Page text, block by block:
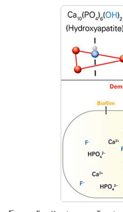
ธาตุเหล็ก
ไอโอดีน